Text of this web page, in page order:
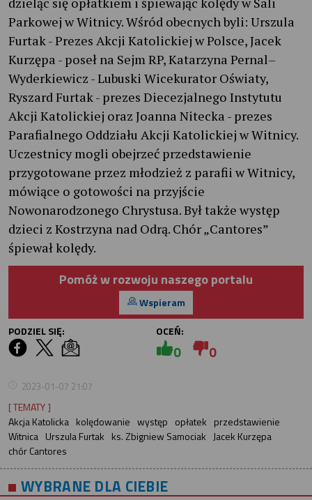
Parkowej w Witnicy. Wśród obecnych byli: Urszula
Furtak - Prezes Akcji Katolickiej w Polsce, Jacek
Kurzępa - poseł na Sejm RP, Katarzyna Pernal–
Wyderkiewicz - Lubuski Wicekurator Oświaty,
Ryszard Furtak - prezes Diecezjalnego Instytutu
Akcji Katolickiej oraz Joanna Nitecka - prezes
Parafialnego Oddziału Akcji Katolickiej w Witnicy.
Uczestnicy mogli obejrzeć przedstawienie
przygotowane przez młodzież z parafii w Witnicy,
mówiące o gotowości na przyjście
Nowonarodzonego Chrystusa. Był także występ
dzieci z Kostrzyna nad Odrą. Chór „Cantores”
śpiewał kolędy.
Pomóż w rozwoju naszego portalu
Wspieram
PODZIEL SIĘ:
OCEŃ:
0 0
2023-01-07 21:07
[ TEMATY ]
Akcja Katolicka kolędowanie występ opłatek przedstawienie
Witnica Urszula Furtak ks. Zbigniew Samociak Jacek Kurzępa
chór Cantores
WYBRANE DLA CIEBIE